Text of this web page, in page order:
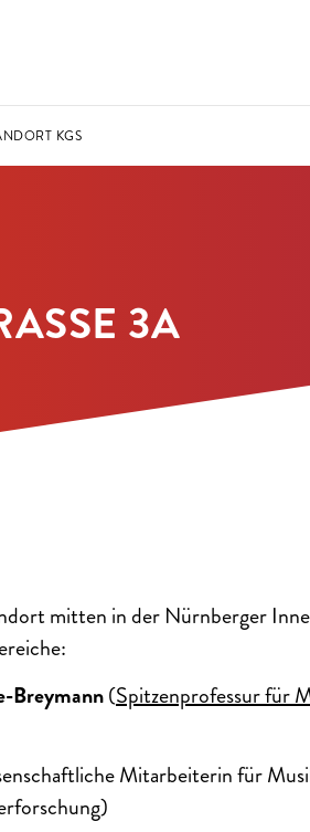
KGS
3A
mitten in der Nürnberger
Breymann(Spitzenprofessur für
Mitarbeiterin für